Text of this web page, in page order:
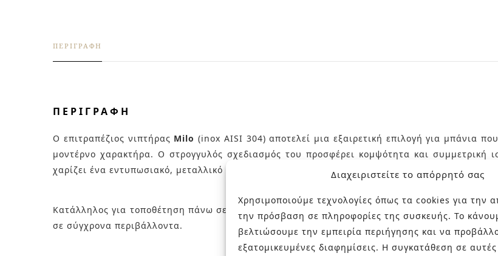
Διαχειριστείτε το απόρρητό σας
Χρησιμοποιούμε τεχνολογίες όπως τα cookies για την
την πρόσβαση σε πληροφορίες της συσκευής. Το
βελτιώσουμε την εμπειρία περιήγησης και να
εξατομικευμένες διαφημίσεις. Η συγκατάθεση σε αυτές
ΠΕΡΙΓΡΑΦΉ
ΠΕΡΙΓΡΑΦΉ
Ο επιτραπέζιος νιπτήρας Milo (inox AISI 304) αποτελεί μια εξαιρετική επιλογή για μπάνια
μοντέρνο χαρακτήρα. Ο στρογγυλός σχεδιασμός του προσφέρει κομψότητα και
χαρίζει ένα εντυπωσιακό, μεταλλικό αποτέλεσμα που απογειώνει την αισθητική του χώρου.
Κατάλληλος για τοποθέτηση πάνω σε πάγκο, ο Milo μπορεί να αναδειχθεί ως το κεντρικό
σε σύγχρονα περιβάλλοντα.